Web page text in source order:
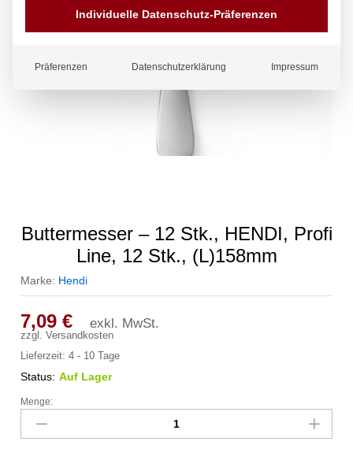
Buttermesser – 12 Stk., HENDI, Profi
Line, 12 Stk., (L)158mm
Marke: Hendi
7,09€ exkl. MwSt.
zzgl.Versandkosten
Lieferzeit:4 - 10 Tage
Status: Auf Lager
Buttermesser
12
Menge:
Individuelle Datenschutz-Präferenzen
Präferenzen Datenschutzerklärung Impressum